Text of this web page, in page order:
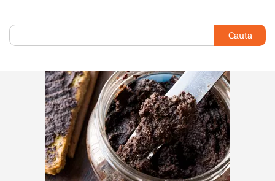
Cauta